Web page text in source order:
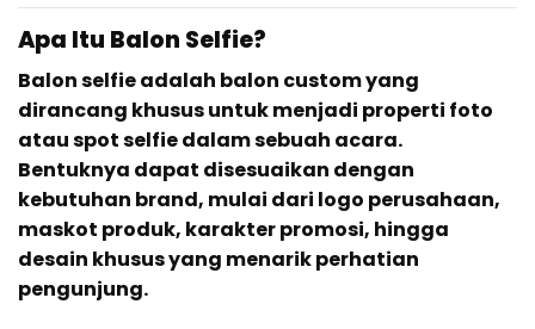
Apa Itu Balon Selfie?
Balon selfie adalah balon custom yang
dirancang khusus untuk menjadi properti foto
atau spot selfie dalam sebuah acara.
Bentuknya dapat disesuaikan dengan
kebutuhan brand, mulai dari logo perusahaan,
maskot produk, karakter promosi, hingga
desain khusus yang menarik perhatian
pengunjung.